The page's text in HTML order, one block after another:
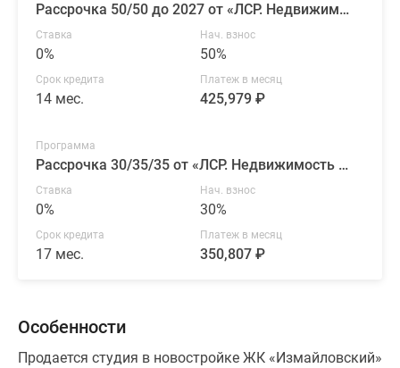
Рассрочка 50/50 до 2027 от «ЛСР. Недвижимость — Северо-Запад»
Ставка
0%
Нач. взнос
50%
Срок кредита
14 мес.
Платеж в месяц
425,979 ₽
Программа
Рассрочка 30/35/35 от «ЛСР. Недвижимость — Северо-Запад»
Ставка
0%
Нач. взнос
30%
Срок кредита
17 мес.
Платеж в месяц
350,807 ₽
Особенности
Продается студия в новостройке ЖК «Измайловский»